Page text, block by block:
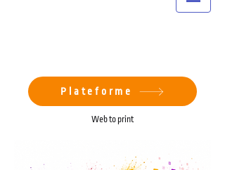
Plateforme
Web to print